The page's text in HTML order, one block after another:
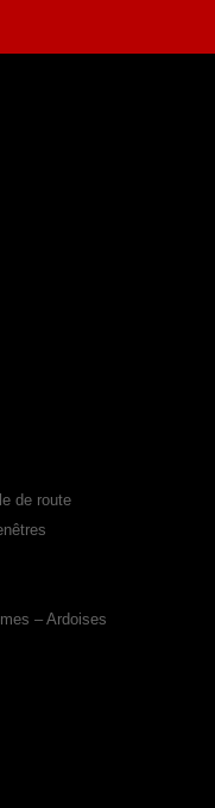
de route
– Ardoises